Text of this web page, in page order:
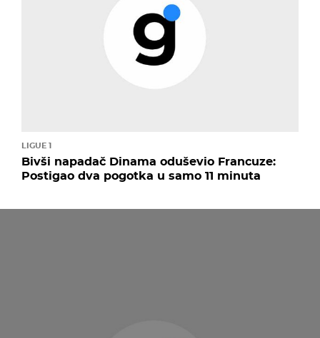
LIGUE 1
Bivši napadač Dinama oduševio Francuze:
Postigao dva pogotka u samo 11 minuta